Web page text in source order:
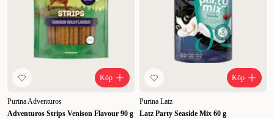
Köp
Purina Adventuros
Adventuros Strips Venison Flavour 90 g
Köp
Purina Latz
Latz Party Seaside Mix 60 g